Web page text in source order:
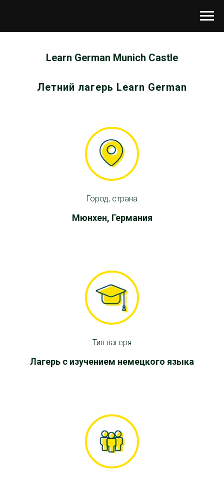
Learn German Munich Castle
Летний лагерь Learn German
Город, страна
Мюнхен, Германия
Тип лагеря
Лагерь с изучением немецкого языка